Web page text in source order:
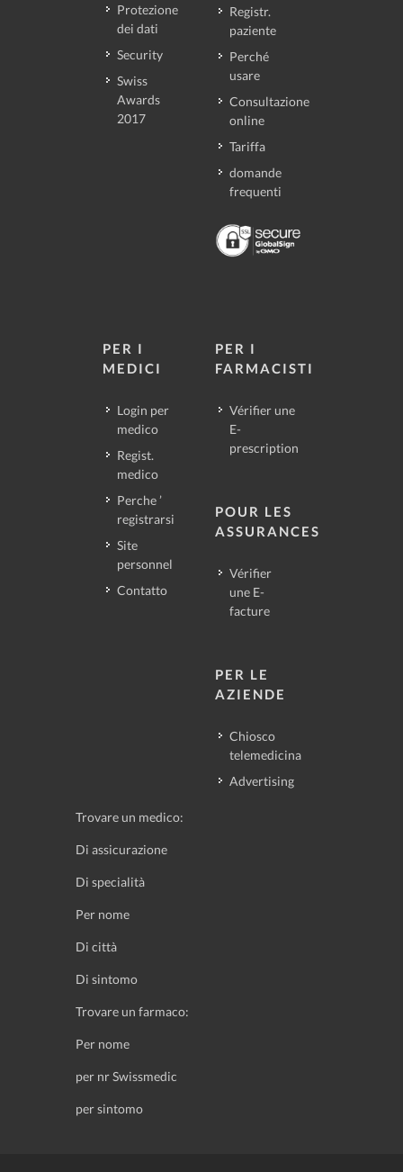
Protezione
dei dati
Security
Swiss
Awards
2017
Registr.
paziente
Perché
usare
Consultazione
online
Tariffa
domande
frequenti
PER I
MEDICI
Login per
medico
Regist.
medico
Perche ’
registrarsi
Site
personnel
Contatto
PER I
FARMACISTI
Vérifier une
E-
prescription
POUR LES
ASSURANCES
Vérifier
une E-
facture
PER LE
AZIENDE
Chiosco
telemedicina
Advertising
Trovare un medico:
Di assicurazione
Di specialità
Per nome
Di città
Di sintomo
Trovare un farmaco:
Per nome
per nr Swissmedic
per sintomo